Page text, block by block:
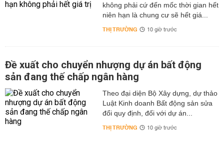
không phải cứ đến mốc thời gian hết
niên hạn là chung cư sẽ hết giá...
THỊ TRƯỜNG 10 giờ trước
Đề xuất cho chuyển nhượng dự án bất động
sản đang thế chấp ngân hàng
Theo đại diện Bộ Xây dựng, dự thảo
Luật Kinh doanh Bất động sản sửa
đổi quy định, đối với dự án...
THỊ TRƯỜNG 10 giờ trước